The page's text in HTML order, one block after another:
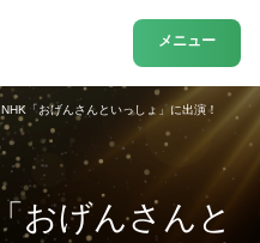
メニュー
おげんさんと
「おげんさんといっしょ」に出演！